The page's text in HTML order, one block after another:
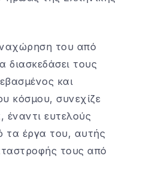
του από
διασκεδάσει τους
και
κόσμου, συνεχίζε
έναντι ευτελούς
τα έργα του, αυτής
τους από